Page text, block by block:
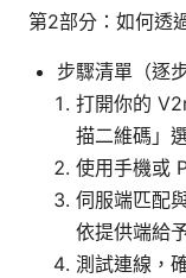
第2部分：如何透
步驟清單（逐
打開你的
描二維碼」
使用手機或
伺服端匹配
依提供端給
測試連線，